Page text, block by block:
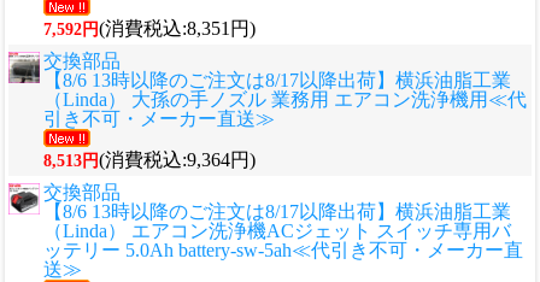
7,592円(消費税込:8,351円)
交換部品
【8/6 13時以降のご注文は8/17以降出荷】横浜油脂工業
（Linda） 大孫の手ノズル 業務用 エアコン洗浄機用≪代
引き不可・メーカー直送≫
8,513円(消費税込:9,364円)
交換部品
【8/6 13時以降のご注文は8/17以降出荷】横浜油脂工業
（Linda） エアコン洗浄機ACジェット スイッチ専用バ
ッテリー 5.0Ah battery-sw-5ah≪代引き不可・メーカー直
送≫